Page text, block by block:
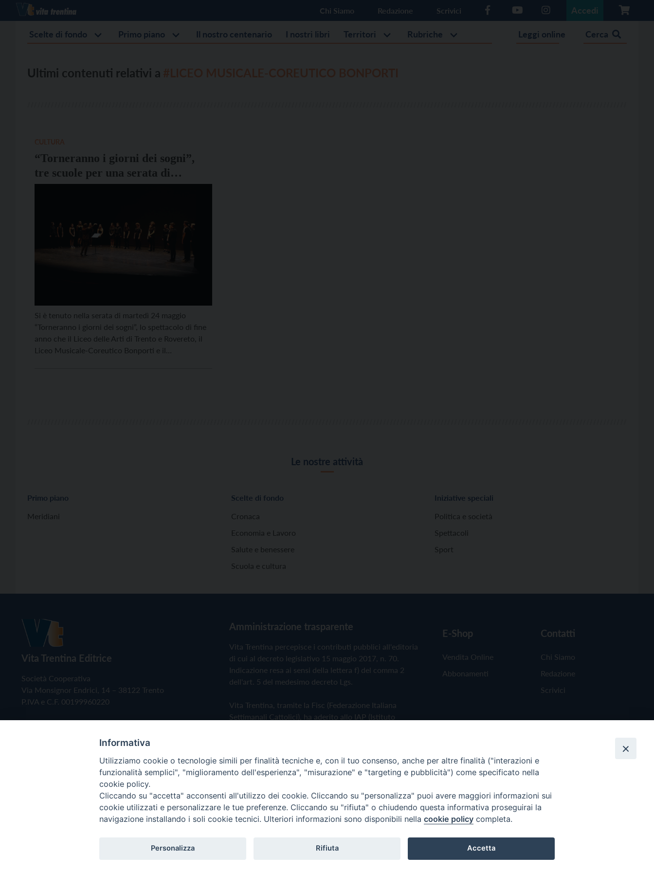
Chi Siamo Redazione Scrivici Accedi
Scelte di fondo Primo piano Il nostro centenario I nostri libri Territori Rubriche Leggi online Cerca
Ultimi contenuti relativi a
“Torneranno i giorni dei sogni”,
tre scuole per una serata di
altissimo livello artistico
Si è tenuto nella serata di martedì 24 maggio
“Torneranno i giorni dei sogni”, lo spettacolo di fine
anno che il Liceo delle Arti di Trento e Rovereto, il
Liceo Musicale-Coreutico Bonporti e il
Le nostre attività
Primo piano
Meridiani
Scelte di fondo
Cronaca
Economia e Lavoro
Salute e benessere
Scuola e cultura
Iniziative speciali
Politica e società
Spettacoli
Sport
Vita Trentina Editrice
Società Cooperativa
Via Monsignor Endrici, 14 – 38122 Trento
P.IVA e C.F. 00199960220
Amministrazione trasparente
Vita Trentina percepisce i contributi pubblici all'editoria
di cui al decreto legislativo 15 maggio 2017, n. 70.
Indicazione resa ai sensi della lettera f) del comma 2
dell'art. 5 del medesimo decreto Lgs.
Vita Trentina, tramite la Fisc (Federazione Italiana
Settimanali Cattolici), ha aderito allo IAP (Istituto
Privacy Policy Cookie Policy
E-Shop
Vendita Online
Abbonamenti
Contatti
Chi Siamo
Redazione
Scrivici
Copyright © 2019 - Tutti i diritti riservati - Vita Trentina Editrice
Informativa
Utilizziamo cookie o tecnologie simili per finalità tecniche e, con il tuo consenso, anche per altre finalità ("interazioni e
funzionalità semplici", "miglioramento dell'esperienza", "misurazione" e "targeting e pubblicità") come specificato nella
cookie policy.
Cliccando su "accetta" acconsenti all'utilizzo dei cookie. Cliccando su "personalizza" puoi avere maggiori informazioni sui
cookie utilizzati e personalizzare le tue preferenze. Cliccando su "rifiuta" o chiudendo questa informativa proseguirai la
navigazione installando i soli cookie tecnici. Ulteriori informazioni sono disponibili nella cookie policy completa.
Personalizza Rifiuta Accetta